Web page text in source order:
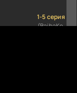
1-5 серия
(BaibaKo,